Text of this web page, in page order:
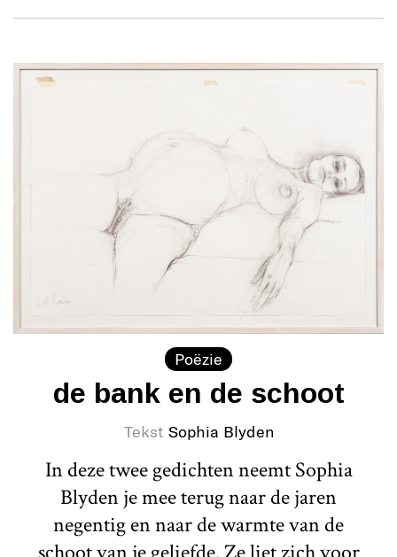
Poëzie
de bank en de schoot
Tekst Sophia Blyden
In deze twee gedichten neemt Sophia
Blyden je mee terug naar de jaren
negentig en naar de warmte van de